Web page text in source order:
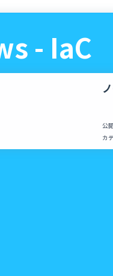
- IaC
公
カ